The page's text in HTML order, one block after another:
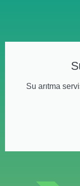
Su arıtma